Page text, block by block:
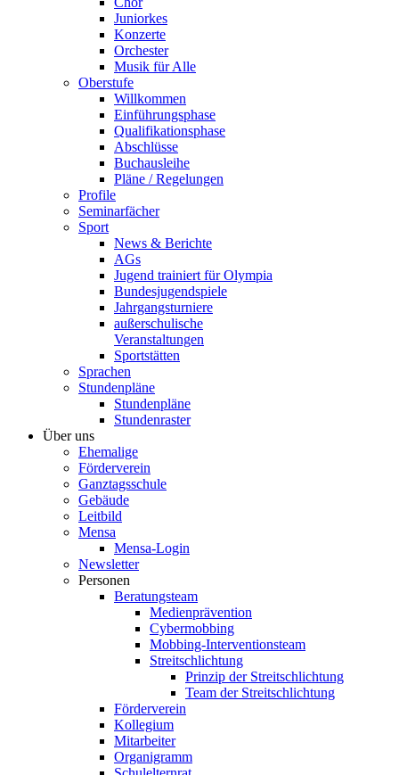
Juniorkes
Konzerte
Orchester
Musik für Alle
Oberstufe
Willkommen
Einführungsphase
Qualifikationsphase
Abschlüsse
Buchausleihe
Pläne / Regelungen
Profile
Seminarfächer
Sport
News & Berichte
AGs
Jugend trainiert für Olympia
Bundesjugendspiele
Jahrgangsturniere
außerschulische
Veranstaltungen
Sportstätten
Sprachen
Stundenpläne
Stundenpläne
Stundenraster
Über uns
Ehemalige
Förderverein
Ganztagsschule
Gebäude
Leitbild
Mensa
Mensa-Login
Newsletter
Personen
Beratungsteam
Medienprävention
Cybermobbing
Mobbing-Interventionsteam
Streitschlichtung
Prinzip der Streitschlichtung
Team der Streitschlichtung
Förderverein
Kollegium
Mitarbeiter
Organigramm